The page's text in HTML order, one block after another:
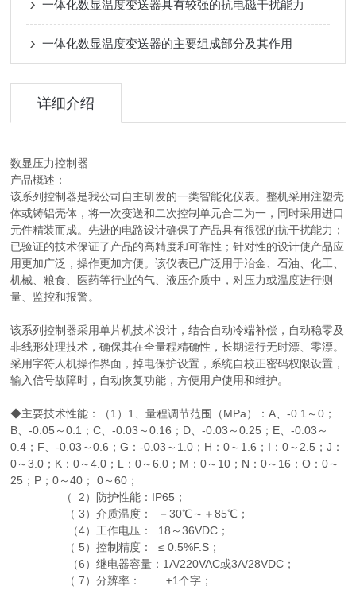
一体化数显温度变送器具有较强的抗电磁干扰能力
一体化数显温度变送器的主要组成部分及其作用
详细介绍
数显压力控制器
产品概述：
该系列控制器是我公司自主研发的一类智能化仪表。整机采用注塑壳
体或铸铝壳体，将一次变送和二次控制单元合二为一，同时采用进口
元件精装而成。先进的电路设计确保了产品具有很强的抗干扰能力；
已验证的技术保证了产品的高精度和可靠性；针对性的设计使产品应
用更加广泛，操作更加方便。该仪表已广泛用于冶金、石油、化工、
机械、粮食、医药等行业的气、液压介质中，对压力或温度进行测
量、监控和报警。
该系列控制器采用单片机技术设计，结合自动冷端补偿，自动稳零及
非线形处理技术，确保其在全量程精确性，长期运行无时漂、零漂。
采用字符人机操作界面，掉电保护设置，系统自校正密码权限设置，
输入信号故障时，自动恢复功能，方便用户使用和维护。
◆主要技术性能：（1）1、量程调节范围（MPa）：A、-0.1～0；
B、-0.05～0.1；C、-0.03～0.16；D、-0.03～0.25；E、-0.03～
0.4；F、-0.03～0.6；G：-0.03～1.0；H：0～1.6；I：0～2.5；J：
0～3.0；K：0～4.0；L：0～6.0；M：0～10；N：0～16；O：0～
25；P；0～40； 0～60；
（ 2）防护性能：IP65；
（ 3）介质温度： －30℃～＋85℃；
（4）工作电压： 18～36VDC；
（ 5）控制精度： ≤ 0.5%F.S；
（6）继电器容量：1A/220VAC或3A/28VDC；
（ 7）分辨率： ±1个字；